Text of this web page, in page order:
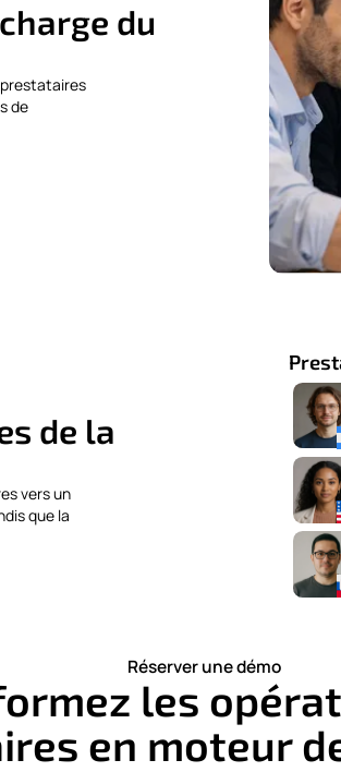
du
de
de la
vers un
que la
Réserver une démo
les
en moteur